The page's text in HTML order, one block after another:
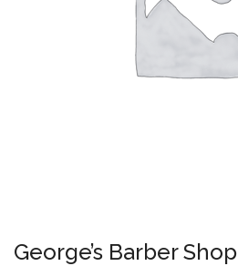
George’s Barber Shop